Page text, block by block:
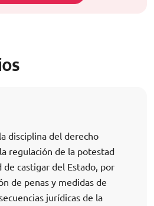
disciplina del derecho
regulación de la potestad
de castigar del Estado, por
de penas y medidas de
jurídicas de la